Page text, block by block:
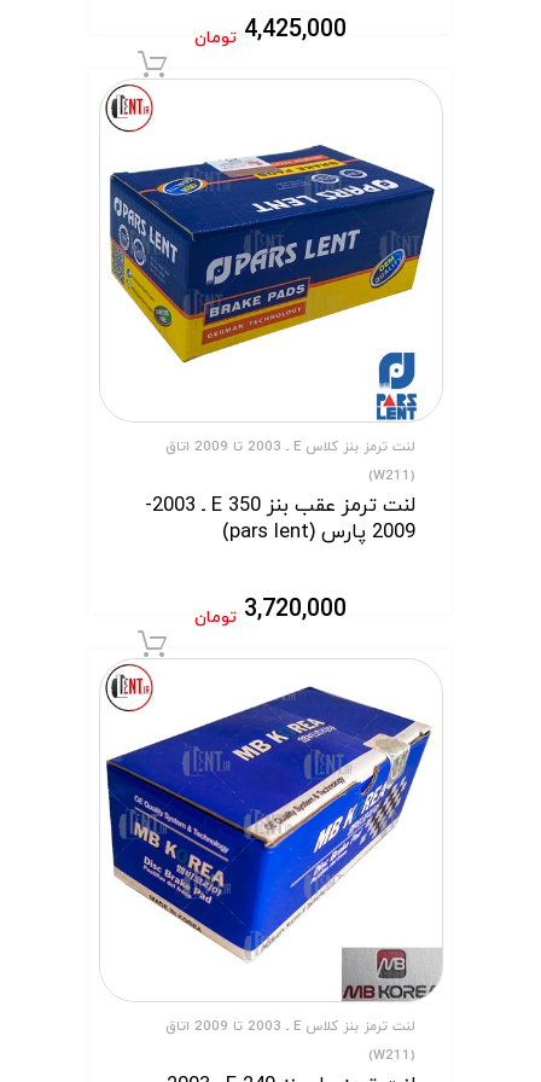
4,425,000 تومان
لنت ترمز بنز کلاس E ـ 2003 تا 2009 اتاق
(W211)
لنت ترمز عقب بنز E 350 ـ 2003-
2009 پارس (pars lent)
3,720,000 تومان
لنت ترمز بنز کلاس E ـ 2003 تا 2009 اتاق
(W211)